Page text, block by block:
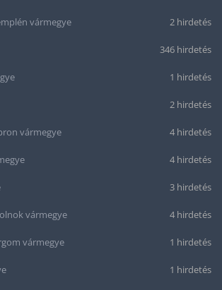
vármegye 2 hirdetés
346 hirdetés
1 hirdetés
2 hirdetés
vármegye 4 hirdetés
4 hirdetés
3 hirdetés
vármegye 4 hirdetés
vármegye 1 hirdetés
1 hirdetés